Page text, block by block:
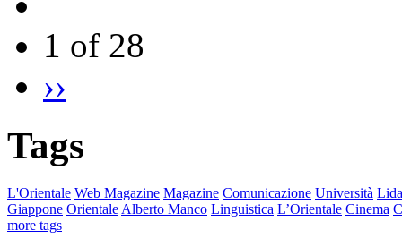
1 of 28
››
Tags
L'Orientale Web Magazine Magazine Comunicazione Università
Giappone Orientale Alberto Manco Linguistica L’Orientale Cinema
more tags